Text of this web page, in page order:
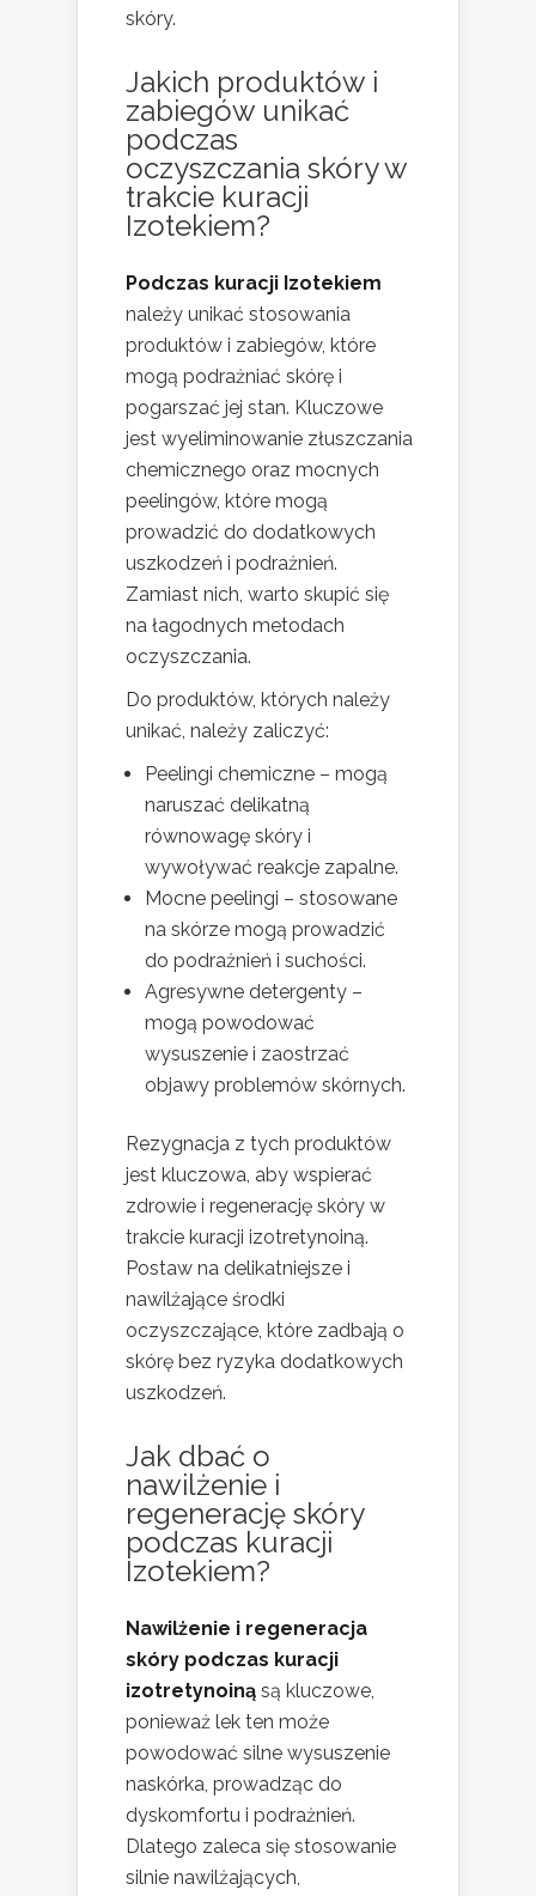
skóry.
Jakich produktów i
zabiegów unikać
podczas
oczyszczania skóry w
trakcie kuracji
Izotekiem?
Podczas kuracji Izotekiem
należy unikać stosowania
produktów i zabiegów, które
mogą podrażniać skórę i
pogarszać jej stan. Kluczowe
jest wyeliminowanie złuszczania
chemicznego oraz mocnych
peelingów, które mogą
prowadzić do dodatkowych
uszkodzeń i podrażnień.
Zamiast nich, warto skupić się
na łagodnych metodach
oczyszczania.
Do produktów, których należy
unikać, należy zaliczyć:
Peelingi chemiczne – mogą
naruszać delikatną
równowagę skóry i
wywoływać reakcje zapalne.
Mocne peelingi – stosowane
na skórze mogą prowadzić
do podrażnień i suchości.
Agresywne detergenty –
mogą powodować
wysuszenie i zaostrzać
objawy problemów skórnych.
Rezygnacja z tych produktów
jest kluczowa, aby wspierać
zdrowie i regenerację skóry w
trakcie kuracji izotretynoiną.
Postaw na delikatniejsze i
nawilżające środki
oczyszczające, które zadbają o
skórę bez ryzyka dodatkowych
uszkodzeń.
Jak dbać o
nawilżenie i
regenerację skóry
podczas kuracji
Izotekiem?
Nawilżenie i regeneracja
skóry podczas kuracji
izotretynoiną są kluczowe,
ponieważ lek ten może
powodować silne wysuszenie
naskórka, prowadząc do
dyskomfortu i podrażnień.
Dlatego zaleca się stosowanie
silnie nawilżających,